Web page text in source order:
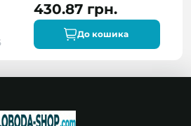
430.87 грн.
До кошика